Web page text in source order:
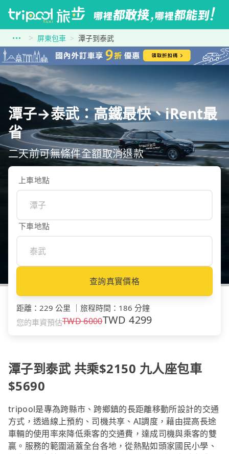
屏東包車 潭子到泰武
潭子→泰武：高鐵最快、iRent最
省
二天前可無條件全額取消退款
上車地點
下車地點
查詢真實價格
距離 ： 229 公里 旅程時間 ： 186 分鐘
您的車資預估TWD6000TWD4299
潭子到泰武 共乘$2150 九人座包車
$5690
tripool是專為跨縣市、跨鄉鎮的長距離移動所設計的交通
方式，透過線上預約、司機共享、AI調度，藉由提高長途
車輛的使用率來降低乘客的交通費，達成司機與乘客的雙
贏。服務的範圍涵蓋全台各地，從熱點如頭家國民小學、